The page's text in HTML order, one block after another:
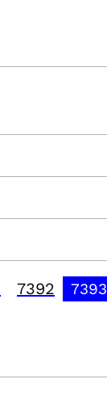
7392 7393